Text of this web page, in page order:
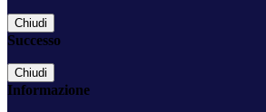
Chiudi
Successo
Chiudi
Informazione